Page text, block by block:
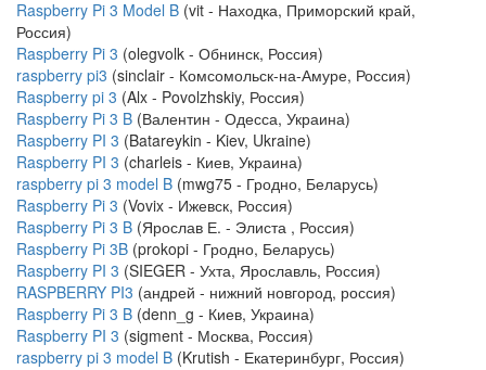
Raspberry Pi 3 Model B (vit - Находка, Приморский край,
Россия)
Raspberry Pi 3 (olegvolk - Обнинск, Россия)
raspberry pi3 (sinclair - Комсомольск-на-Амуре, Россия)
Raspberry pi 3 (Alx - Povolzhskiy, Россия)
Raspberry Pi 3 B (Валентин - Одесса, Украина)
Raspberry PI 3 (Batareykin - Kiev, Ukraine)
Raspberry PI 3 (charleis - Киев, Украина)
raspberry pi 3 model B (mwg75 - Гродно, Беларусь)
Raspberry Pi 3 (Vovix - Ижевск, Россия)
Raspberry Pi 3 B (Ярослав Е. - Элиста , Россия)
Raspberry Pi 3B (prokopi - Гродно, Беларусь)
Raspberry PI 3 (SIEGER - Ухта, Ярославль, Россия)
RASPBERRY PI3 (андрей - нижний новгород, россия)
Raspberry Pi 3 B (denn_g - Киев, Украина)
Raspberry PI 3 (sigment - Москва, Россия)
raspberry pi 3 model B (Krutish - Екатеринбург, Россия)